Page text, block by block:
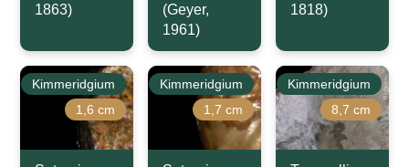
1863)
(Geyer,
1961)
1818)
Kimmeridgium
1,6 cm
Kimmeridgium
1,7 cm
Kimmeridgium
8,7 cm